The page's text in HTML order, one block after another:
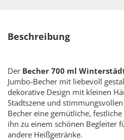
Beschreibung
Der Becher 700 ml
Jumbo-Becher mit liebevoll
dekorative Design mit kleinen
Stadtszene und
Becher eine gemütliche,
ihn zu einem schönen Begleiter
andere Heißgetränke.